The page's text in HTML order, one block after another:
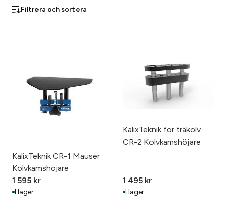
Filtrera och sortera
KalixTeknik CR-1 Mauser
Kolvkamshöjare
1 595 kr
I lager
KalixTeknik för träkolv
CR-2 Kolvkamshöjare
1 495 kr
I lager